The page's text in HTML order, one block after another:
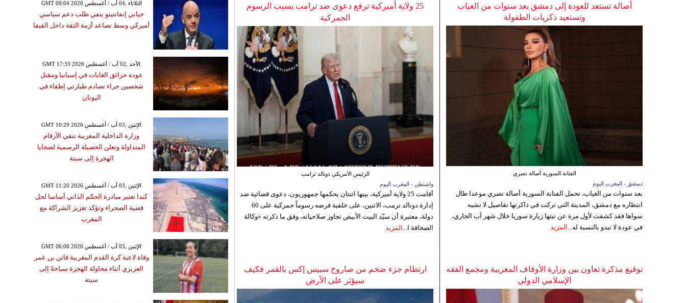
25 ولاية أميركية ترفع دعوى ضد ترامب بسبب الرسوم
الجمركية
الرئيس الأمريكي دونالد ترامب
واشنطن - المغرب اليوم
أقامت 25 ولاية أميركية، بينها اثنتان يحكمها جمهوريون، دعوى قضائية ضد
إدارة دونالد ترمب، الاثنين، على خلفية فرضه رسوماً جمركية على 60
دولة، معتبرة أن سيّد البيت الأبيض تجاوز صلاحياته، وفق ما ذكرته «وكالة
الصحافة ا... المزيد
أصالة تستعد للعودة إلى دمشق بعد سنوات من الغياب
وتستعيد ذكريات الطفولة
الفنانة السورية أصالة نصري
دمشق - المغرب اليوم
بعد سنوات من الغياب، تحمل الفنانة السورية أصالة نصري موعدا طال
انتظاره مع دمشق، المدينة التي تركت في ذاكرتها تفاصيل لا تشبه
سواها.فقد كشفت لأول مرة عن نيتها زيارة سوريا خلال شهر آب الجاري،
في عودة لا تبدو بالنسبة له... المزيد
ارتطام جزء ضخم من صاروخ سبيس إكس بالقمر فكيف
سيؤثر على الأرض
توقيع مذكرة تعاون بين وزارة الأوقاف المغربية ومجمع الفقه
الإسلامي الدولي
GMT 09:04 2026 الثلاثاء ,04 آب / أغسطس
جياني إنفانتينو ينفي طلب دعم سياسي
أميركي وسط تصاعد أزمة الثقة داخل الفيفا
GMT 17:33 2026 الأحد ,02 آب / أغسطس
عودة حرائق الغابات في إسبانيا ومقتل
شخصين جراء تصادم طيارتي إطفاء في
اليونان
GMT 10:29 2026 الإثنين ,03 آب / أغسطس
وزارة الداخلية المغربية تنفي الأرقام
المتداولة وتعلن الحصيلة الرسمية لضحايا
الهجرة إلى سبتة
GMT 11:20 2026 الإثنين ,03 آب / أغسطس
كندا تعتبر مبادرة الحكم الذاتي أساسا لحل
قضية الصحراء وتؤكد تعزيز الشراكة مع
المغرب
GMT 06:00 2026 الإثنين ,03 آب / أغسطس
وفاة لاعبة كرة القدم المغربية فاتن بن عمر
العزيزي أثناء محاولة الهجرة سباحةً إلى
سبتة